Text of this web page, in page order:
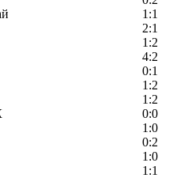
1:1
2:1
1:2
4:2
0:1
1:2
1:2
0:0
1:0
0:2
1:0
1:1